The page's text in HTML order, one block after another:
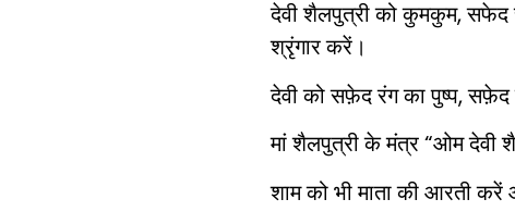
देवी शैलपुत्री को कुमकुम, सफेद
श्रृंगार करें।
देवी को सफ़ेद रंग का पुष्प,
मां शैलपुत्री के मंत्र “ओम देवी
शाम को भी माता की आरती करें